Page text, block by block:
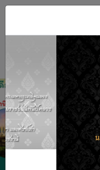
Previous
Previous